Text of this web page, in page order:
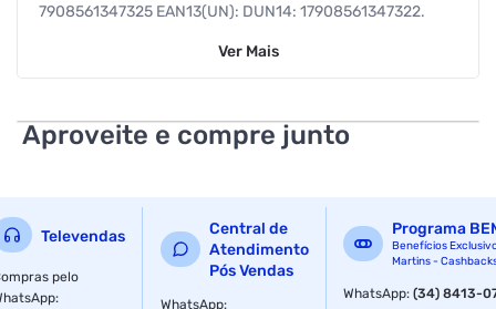
7908561347325 EAN13(UN): DUN14: 17908561347322.
Ver Mais
Aproveite e compre junto
Televendas
pelo
:
Central de
Atendimento
Pós Vendas
WhatsApp:
Programa
Benefícios
Martins -
WhatsApp:(34) 8413-